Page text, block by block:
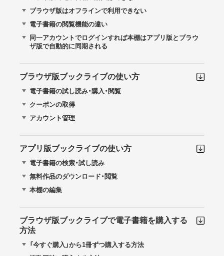
ブラウザ版はオフラインで利用できない
電子書籍の閲覧機能の違い
同一アカウントでログインすれば本棚はアプリ版とブラウ
ザ版で自動的に同期される
ブラウザ版ブックライブの使い方
電子書籍の試し読み・購入・閲覧
クーポンの取得
アカウント管理
アプリ版ブックライブの使い方
電子書籍の検索・試し読み
無料作品のダウンロード・閲覧
本棚の編集
ブラウザ版ブックライブで電子書籍を購入する
方法
「今すぐ購入」から1冊ずつ購入する方法